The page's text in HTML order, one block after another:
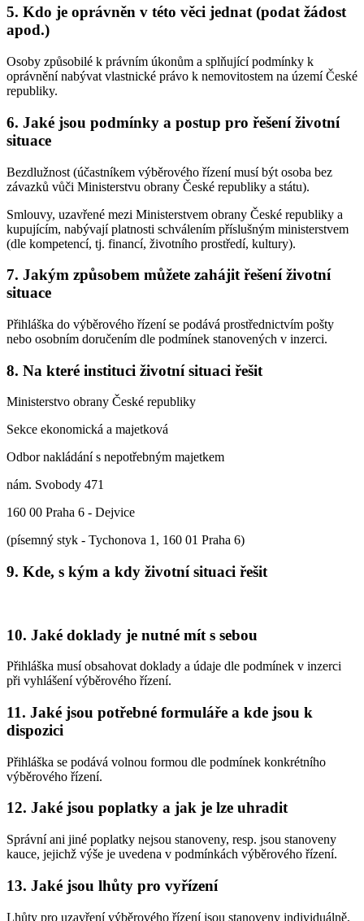
5. Kdo je oprávněn v této věci jednat (podat žádost
apod.)
Osoby způsobilé k právním úkonům a splňující podmínky k
oprávnění nabývat vlastnické právo k nemovitostem na území České
republiky.
6. Jaké jsou podmínky a postup pro řešení životní
situace
Bezdlužnost (účastníkem výběrového řízení musí být osoba bez
závazků vůči Ministerstvu obrany České republiky a státu).
Smlouvy, uzavřené mezi Ministerstvem obrany České republiky a
kupujícím, nabývají platnosti schválením příslušným ministerstvem
(dle kompetencí, tj. financí, životního prostředí, kultury).
7. Jakým způsobem můžete zahájit řešení životní
situace
Přihláška do výběrového řízení se podává prostřednictvím pošty
nebo osobním doručením dle podmínek stanovených v inzerci.
8. Na které instituci životní situaci řešit
Ministerstvo obrany České republiky
Sekce ekonomická a majetková
Odbor nakládání s nepotřebným majetkem
nám. Svobody 471
160 00 Praha 6 - Dejvice
(písemný styk - Tychonova 1, 160 01 Praha 6)
9. Kde, s kým a kdy životní situaci řešit
10. Jaké doklady je nutné mít s sebou
Přihláška musí obsahovat doklady a údaje dle podmínek v inzerci
při vyhlášení výběrového řízení.
11. Jaké jsou potřebné formuláře a kde jsou k
dispozici
Přihláška se podává volnou formou dle podmínek konkrétního
výběrového řízení.
12. Jaké jsou poplatky a jak je lze uhradit
Správní ani jiné poplatky nejsou stanoveny, resp. jsou stanoveny
kauce, jejichž výše je uvedena v podmínkách výběrového řízení.
13. Jaké jsou lhůty pro vyřízení
Lhůty pro uzavření výběrového řízení jsou stanoveny individuálně,